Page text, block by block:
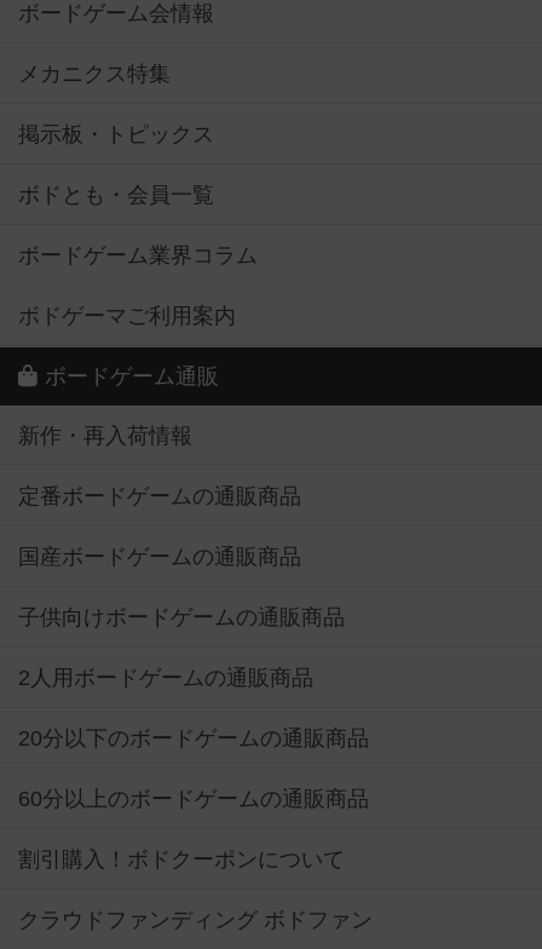
ボードゲーム会情報
メカニクス特集
掲示板・トピックス
ボドとも・会員一覧
ボードゲーム業界コラム
ボドゲーマご利用案内
ボードゲーム通販
新作・再入荷情報
定番ボードゲームの通販商品
国産ボードゲームの通販商品
子供向けボードゲームの通販商品
2人用ボードゲームの通販商品
20分以下のボードゲームの通販商品
60分以上のボードゲームの通販商品
割引購入！ボドクーポンについて
クラウドファンディング ボドファン